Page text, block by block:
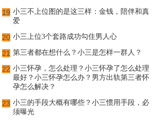
19 小三不上位图的是这三样：金钱，陪伴和真
爱
20 小三上位3个套路成功勾住男人心
21 第三者都在想什么？小三是怎样一群人？
22 小三怀孕，怎么处理？小三怀孕了怎么处理
最好？小三怀孕怎么办？男方出轨第三者怀
孕怎么解决？
23 小三的手段大概有哪些？小三惯用手段，必
须曝光